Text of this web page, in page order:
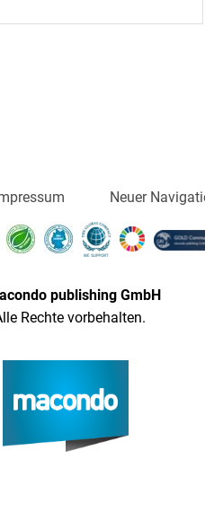
Neuer
publishing GmbH
Rechte vorbehalten.